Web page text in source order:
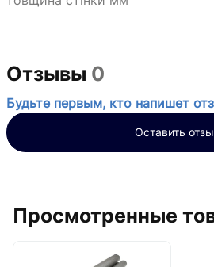
Отзывы 0
Будьте первым, кто напишет
Оставить
Просмотренные